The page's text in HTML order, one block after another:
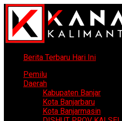
Berita Terbaru Hari Ini
Pemilu
Daerah
Kabupaten Banjar
Kota Banjarbaru
Kota Banjarmasin